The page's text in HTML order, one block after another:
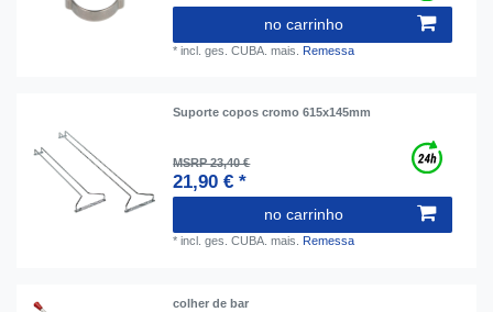
no carrinho
*incl. ges. CUBA. mais. Remessa
Suporte copos cromo 615x145mm
MSRP 23,40 €
21,90 € *
no carrinho
*incl. ges. CUBA. mais. Remessa
colher de bar